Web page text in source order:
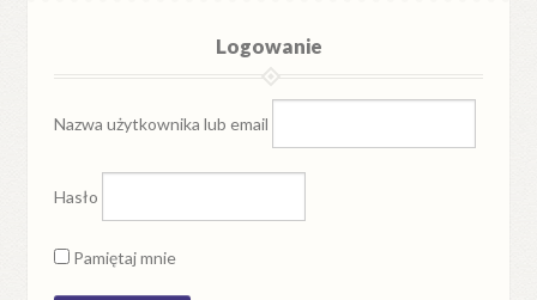
Logowanie
Nazwa użytkownika lub email
Hasło
Pamiętaj mnie